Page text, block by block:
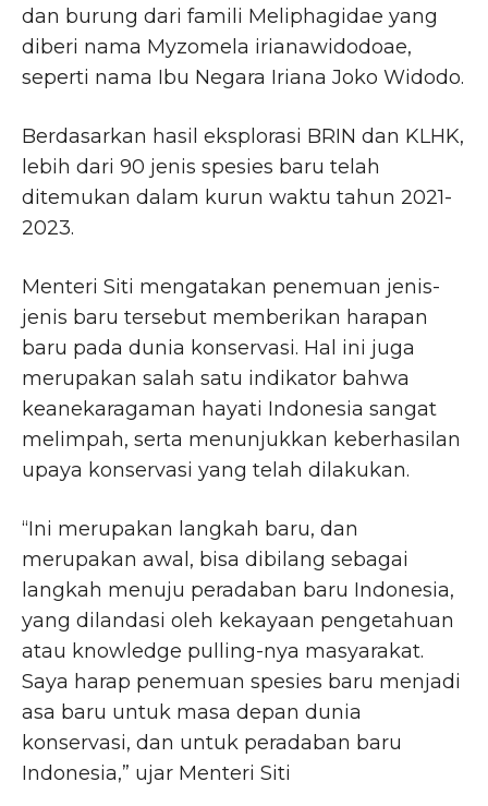
dan burung dari famili Meliphagidae yang
diberi nama Myzomela irianawidodoae,
seperti nama Ibu Negara Iriana Joko Widodo.
Berdasarkan hasil eksplorasi BRIN dan KLHK,
lebih dari 90 jenis spesies baru telah
ditemukan dalam kurun waktu tahun 2021-
2023.
Menteri Siti mengatakan penemuan jenis-
jenis baru tersebut memberikan harapan
baru pada dunia konservasi. Hal ini juga
merupakan salah satu indikator bahwa
keanekaragaman hayati Indonesia sangat
melimpah, serta menunjukkan keberhasilan
upaya konservasi yang telah dilakukan.
“Ini merupakan langkah baru, dan
merupakan awal, bisa dibilang sebagai
langkah menuju peradaban baru Indonesia,
yang dilandasi oleh kekayaan pengetahuan
atau knowledge pulling-nya masyarakat.
Saya harap penemuan spesies baru menjadi
asa baru untuk masa depan dunia
konservasi, dan untuk peradaban baru
Indonesia,” ujar Menteri Siti